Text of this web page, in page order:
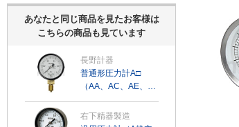
あなたと同じ商品を見たお客様は
こちらの商品も見ています
長野計器
普通形圧力計A□
（AA、AC、AE、
AG、AJ）
右下精器製造